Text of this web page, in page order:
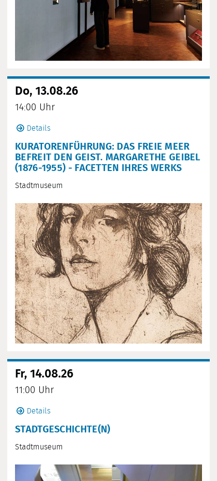
Do, 13.08.26
14:00 Uhr
Details
KURATORENFÜHRUNG: DAS FREIE MEER
BEFREIT DEN GEIST. MARGARETHE GEIBEL
(1876-1955) - FACETTEN IHRES WERKS
Stadtmuseum
Fr, 14.08.26
11:00 Uhr
Details
STADTGESCHICHTE(N)
Stadtmuseum